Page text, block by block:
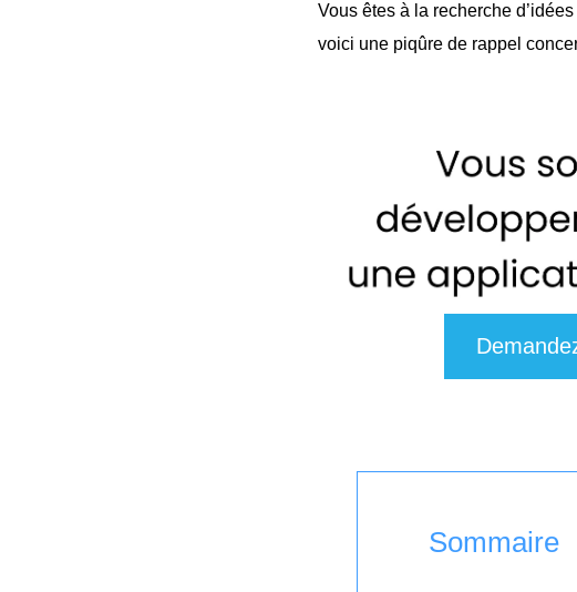
Vous êtes à la recherche
voici une piqûre de rappel
Sommaire